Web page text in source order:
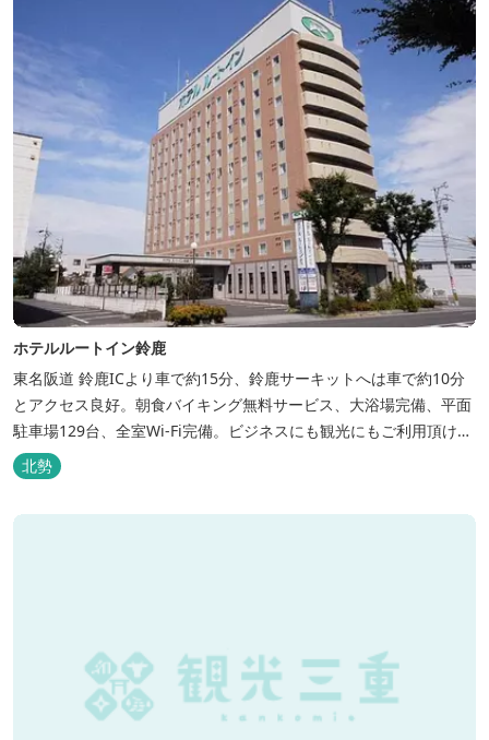
ホテルルートイン鈴鹿
東名阪道 鈴鹿ICより車で約15分、鈴鹿サーキットへは車で約10分
とアクセス良好。朝食バイキング無料サービス、大浴場完備、平面
駐車場129台、全室Wi-Fi完備。ビジネスにも観光にもご利用頂ける
快適なホテルライフをご提供します。
北勢